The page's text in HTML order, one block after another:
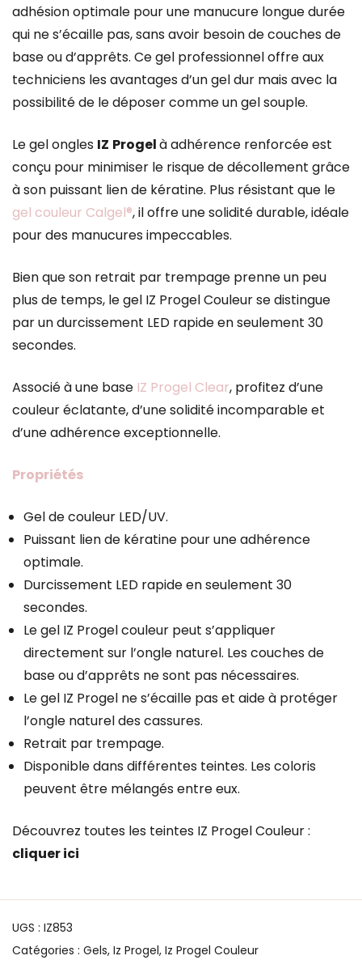
adhésion optimale pour une manucure longue durée
qui ne s’écaille pas, sans avoir besoin de couches de
base ou d’apprêts. Ce gel professionnel offre aux
techniciens les avantages d’un gel dur mais avec la
possibilité de le déposer comme un gel souple.
Le gel ongles IZ Progelà adhérence renforcée est
conçu pour minimiser le risque de décollement grâce
à son puissant lien de kératine. Plus résistant que le
gel couleur Calgel®, il offre une solidité durable, idéale
pour des manucures impeccables.
Bien que son retrait par trempage prenne un peu
plus de temps, le gel IZ Progel Couleur se distingue
par un durcissement LED rapide en seulement 30
secondes.
Associé à une base IZ Progel Clear, profitez d’une
couleur éclatante, d’une solidité incomparable et
d’une adhérence exceptionnelle.
Propriétés
Gel de couleur LED/UV.
Puissant lien de kératine pour une adhérence
optimale.
Durcissement LED rapide en seulement 30
secondes.
Le gel IZ Progel couleur peut s’appliquer
directement sur l’ongle naturel. Les couches de
base ou d’apprêts ne sont pas nécessaires.
Le gel IZ Progel ne s’écaille pas et aide à protéger
l’ongle naturel des cassures.
Retrait par trempage.
Disponible dans différentes teintes. Les coloris
peuvent être mélangés entre eux.
Découvrez toutes les teintes IZ Progel Couleur :
cliquer ici
UGS : IZ853
Catégories : Gels, Iz Progel, Iz Progel Couleur